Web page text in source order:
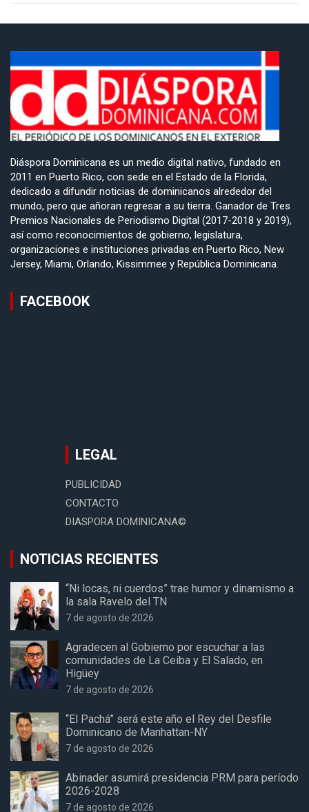
Diáspora Dominicana es un medio digital nativo, fundado en
2011 en Puerto Rico, con sede en el Estado de la Florida,
dedicado a difundir noticias de dominicanos alrededor del
mundo, pero que añoran regresar a su tierra. Ganador de Tres
Premios Nacionales de Periodismo Digital (2017-2018 y 2019),
así como reconocimientos de gobierno, legislatura,
organizaciones e instituciones privadas en Puerto Rico, New
Jersey, Miami, Orlando, Kissimmee y República Dominicana.
FACEBOOK
LEGAL
PUBLICIDAD
CONTACTO
DIASPORA DOMINICANA©
NOTICIAS RECIENTES
“Ni locas, ni cuerdos” trae humor y dinamismo a
la sala Ravelo del TN
7 de agosto de 2026
Agradecen al Gobierno por escuchar a las
comunidades de La Ceiba y El Salado, en
Higüey
7 de agosto de 2026
“El Pachá” será este año el Rey del Desfile
Dominicano de Manhattan-NY
7 de agosto de 2026
Abinader asumirá presidencia PRM para período
2026-2028
7 de agosto de 2026